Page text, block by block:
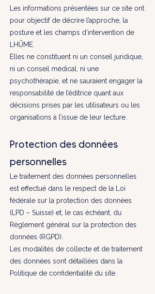
Les informations présentées sur ce site ont
pour objectif de décrire l’approche, la
posture et les champs d’intervention de
LHŪME.
Elles ne constituent ni un conseil juridique,
ni un conseil médical, ni une
psychothérapie, et ne sauraient engager la
responsabilité de l’éditrice quant aux
décisions prises par les utilisateurs ou les
organisations à l’issue de leur lecture.
Protection des données
personnelles
Le traitement des données personnelles
est effectué dans le respect de la Loi
fédérale sur la protection des données
(LPD – Suisse) et, le cas échéant, du
Règlement général sur la protection des
données (RGPD).
Les modalités de collecte et de traitement
des données sont détaillées dans la
Politique de confidentialité du site.